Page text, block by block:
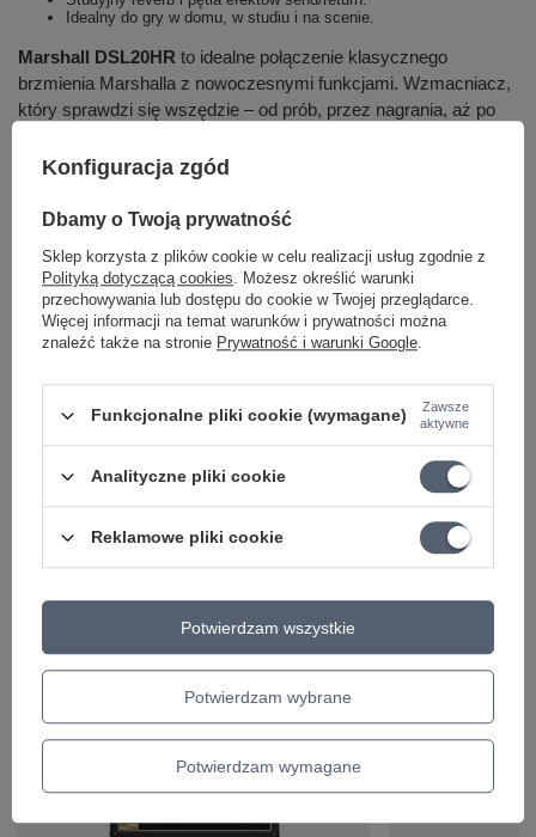
Idealny do gry w domu, w studiu i na scenie.
Marshall DSL20HR to idealne połączenie klasycznego
brzmienia Marshalla z nowoczesnymi funkcjami. Wzmacniacz,
który sprawdzi się wszędzie – od prób, przez nagrania, aż po
Marka Marshall
Podmiot odpowiedzialny za ten
produkt na terenie UE
Lauda Central Europe
Symbol L0960184
MOC 20W
FOOTSWITCH Tak
WEJŚCIA
Parametry bezpieczeństwa Parametry bezpieczeństwa
Ciekawostki do gitary
Konfiguracja zgód
Dbamy o Twoją prywatność
Sklep korzysta z plików cookie w celu realizacji usług zgodnie z
Polityką dotyczącą cookies. Możesz określić warunki
przechowywania lub dostępu do cookie w Twojej przeglądarce.
Więcej informacji na temat warunków i prywatności można
znaleźć także na stronie Prywatność i warunki Google.
Funkcjonalne pliki cookie (wymagane)
Zawsze
aktywne
Analityczne pliki cookie
Reklamowe pliki cookie
Potwierdzam wybrane
Potwierdzam wymagane
Potwierdzam wszystkie